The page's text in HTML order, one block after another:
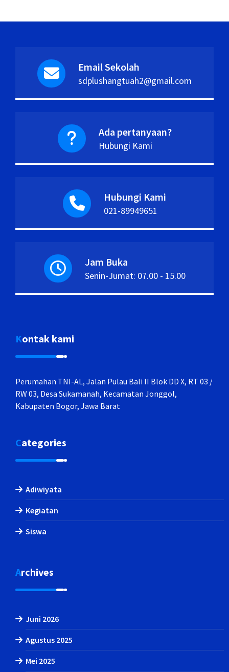
Email Sekolah
sdplushangtuah2@gmail.com
Ada pertanyaan?
Hubungi Kami
Hubungi Kami
021-89949651
Jam Buka
Senin-Jumat: 07.00 - 15.00
Kontak kami
Perumahan TNI-AL, Jalan Pulau Bali II Blok DD X, RT 03 /
RW 03, Desa Sukamanah, Kecamatan Jonggol,
Kabupaten Bogor, Jawa Barat
Categories
Adiwiyata
Kegiatan
Siswa
Archives
Juni 2026
Agustus 2025
Mei 2025